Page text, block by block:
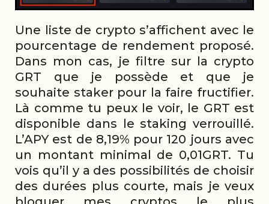
Une liste de crypto s’affichent avec le
pourcentage de rendement proposé.
Dans mon cas, je filtre sur la crypto
GRT que je possède et que je
souhaite staker pour la faire fructifier.
Là comme tu peux le voir, le GRT est
disponible dans le staking verrouillé.
L’APY est de 8,19% pour 120 jours avec
un montant minimal de 0,01GRT. Tu
vois qu’il y a des possibilités de choisir
des durées plus courte, mais je veux